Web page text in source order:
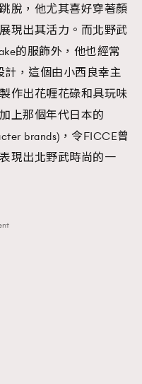
脫，他尤其喜好穿著顏
現出其活力。而北野武
的服飾外，他也經常
，這個由小西良幸主
作出花喱花碌和具玩味
上那個年代日本的
brands)，令FICCE曾
現出北野武時尚的一